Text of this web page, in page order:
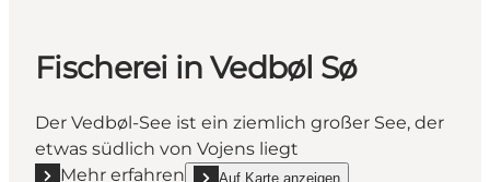
Fischerei in Vedbøl Sø
Der Vedbøl-See ist ein ziemlich großer See, der
etwas südlich von Vojens liegt
Mehr erfahren
Auf Karte anzeigen